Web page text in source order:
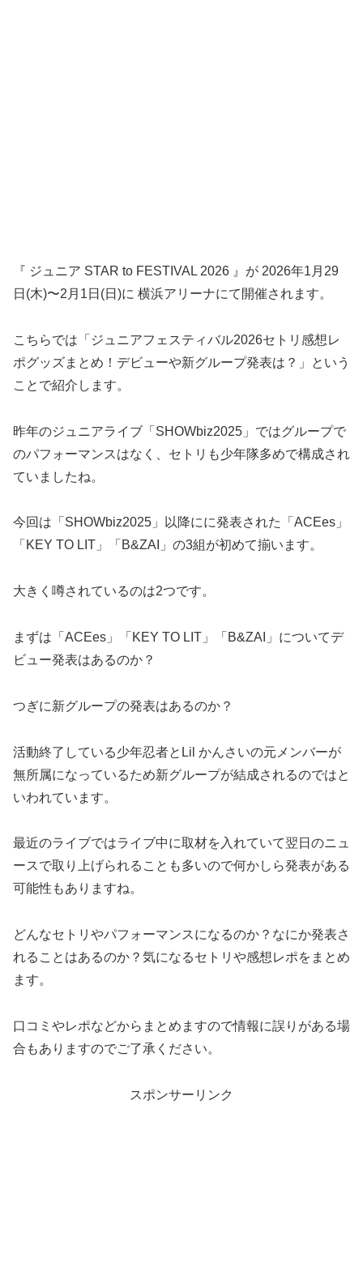
『 ジュニア STAR to FESTIVAL 2026 』が 2026年1月29
日(木)〜2月1日(日)に 横浜アリーナにて開催されます。
こちらでは「ジュニアフェスティバル2026セトリ感想レ
ポグッズまとめ！デビューや新グループ発表は？」という
ことで紹介します。
昨年のジュニアライブ「SHOWbiz2025」ではグループで
のパフォーマンスはなく、セトリも少年隊多めで構成され
ていましたね。
今回は「SHOWbiz2025」以降にに発表された「ACEes」
「KEY TO LIT」「B&ZAI」の3組が初めて揃います。
大きく噂されているのは2つです。
まずは「ACEes」「KEY TO LIT」「B&ZAI」についてデ
ビュー発表はあるのか？
つぎに新グループの発表はあるのか？
活動終了している少年忍者とLil かんさいの元メンバーが
無所属になっているため新グループが結成されるのではと
いわれています。
最近のライブではライブ中に取材を入れていて翌日のニュ
ースで取り上げられることも多いので何かしら発表がある
可能性もありますね。
どんなセトリやパフォーマンスになるのか？なにか発表さ
れることはあるのか？気になるセトリや感想レポをまとめ
ます。
口コミやレポなどからまとめますので情報に誤りがある場
合もありますのでご了承ください。
スポンサーリンク